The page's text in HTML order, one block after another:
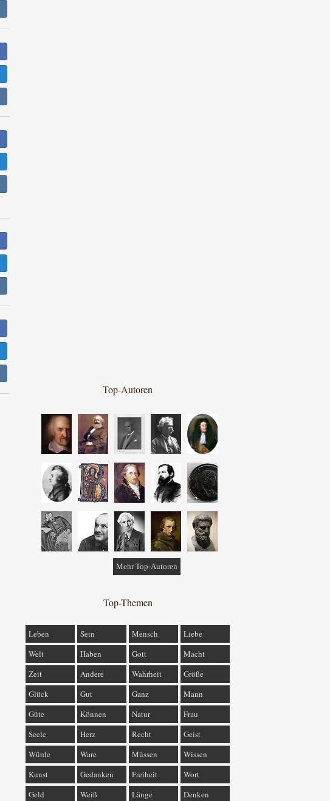
Top-Autoren
Mehr Top-Autoren
Top-Themen
Leben Sein Mensch
Liebe
Welt
Haben Gott
Macht
Zeit
Andere Wahrheit
Größe
Glück
Gut Ganz
Mann
Güte
Können Natur
Frau
Seele
Herz Recht
Geist
Würde
Ware Müssen
Wissen
Kunst
Gedanken Freiheit
Wort
Geld
Weiß Länge Denken